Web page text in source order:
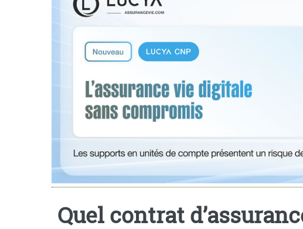
Quel contrat